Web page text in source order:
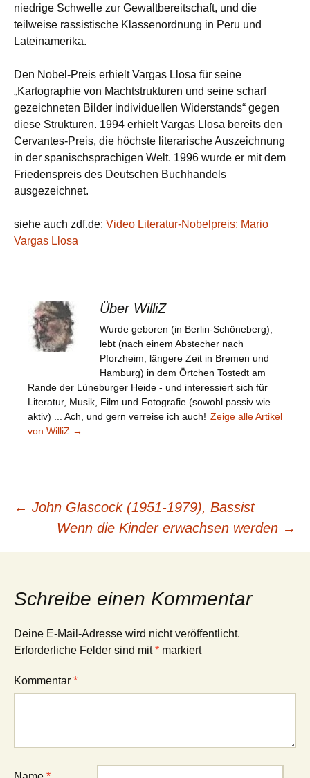
niedrige Schwelle zur Gewaltbereitschaft, und die
teilweise rassistische Klassenordnung in Peru und
Lateinamerika.
Den Nobel-Preis erhielt Vargas Llosa für seine
„Kartographie von Machtstrukturen und seine scharf
gezeichneten Bilder individuellen Widerstands“ gegen
diese Strukturen. 1994 erhielt Vargas Llosa bereits den
Cervantes-Preis, die höchste literarische Auszeichnung
in der spanischsprachigen Welt. 1996 wurde er mit dem
Friedenspreis des Deutschen Buchhandels
ausgezeichnet.
siehe auch zdf.de: Video Literatur-Nobelpreis: Mario
Vargas Llosa
Über WilliZ
Wurde geboren (in Berlin-Schöneberg),
lebt (nach einem Abstecher nach
Pforzheim, längere Zeit in Bremen und
Hamburg) in dem Örtchen Tostedt am
Rande der Lüneburger Heide - und interessiert sich für
Literatur, Musik, Film und Fotografie (sowohl passiv wie
aktiv) ... Ach, und gern verreise ich auch! Zeige alle Artikel
von WilliZ →
Beitragsnavigation
← John Glascock (1951-1979), Bassist
Wenn die Kinder erwachsen werden →
Schreibe einen Kommentar
Deine E-Mail-Adresse wird nicht veröffentlicht.
Erforderliche Felder sind mit* markiert
Kommentar *